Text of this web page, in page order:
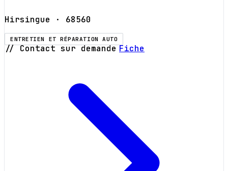
Hirsingue · 68560
ENTRETIEN ET RÉPARATION AUTO
// Contact sur demande Fiche